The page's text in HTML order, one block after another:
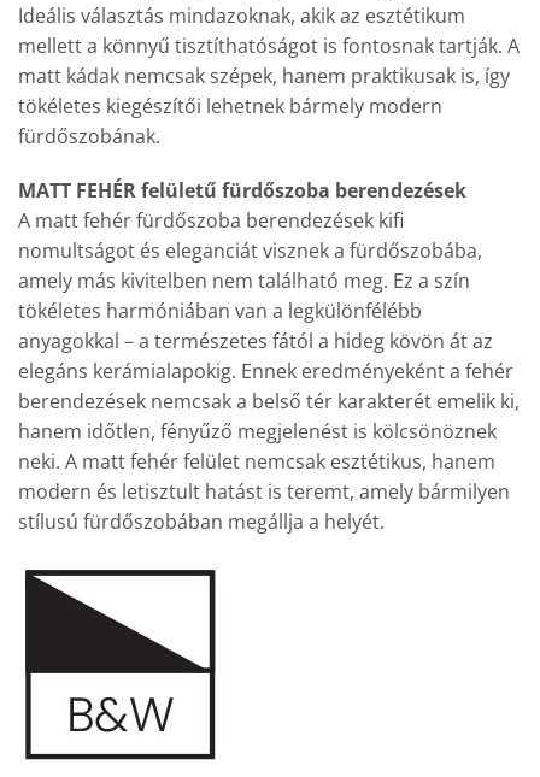
Ideális választás mindazoknak, akik az esztétikum
mellett a könnyű tisztíthatóságot is fontosnak tartják. A
matt kádak nemcsak szépek, hanem praktikusak is, így
tökéletes kiegészítői lehetnek bármely modern
fürdőszobának.
MATT FEHÉR felületű fürdőszoba berendezések
A matt fehér fürdőszoba berendezések kifi
nomultságot és eleganciát visznek a fürdőszobába,
amely más kivitelben nem található meg. Ez a szín
tökéletes harmóniában van a legkülönfélébb
anyagokkal – a természetes fától a hideg kövön át az
elegáns kerámialapokig. Ennek eredményeként a fehér
berendezések nemcsak a belső tér karakterét emelik ki,
hanem időtlen, fényűző megjelenést is kölcsönöznek
neki. A matt fehér felület nemcsak esztétikus, hanem
modern és letisztult hatást is teremt, amely bármilyen
stílusú fürdőszobában megállja a helyét.